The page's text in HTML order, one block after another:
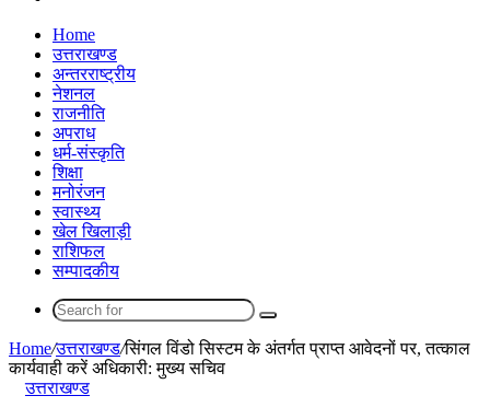
Home
उत्तराखण्ड
अन्तरराष्ट्रीय
नेशनल
राजनीति
अपराध
धर्म-संस्कृति
शिक्षा
मनोरंजन
स्वास्थ्य
खेल खिलाड़ी
राशिफल
सम्पादकीय
Search
for
Home/उत्तराखण्ड/सिंगल विंडो सिस्टम के अंतर्गत प्राप्त आवेदनों पर, तत्काल
कार्यवाही करें अधिकारी: मुख्य सचिव
उत्तराखण्ड